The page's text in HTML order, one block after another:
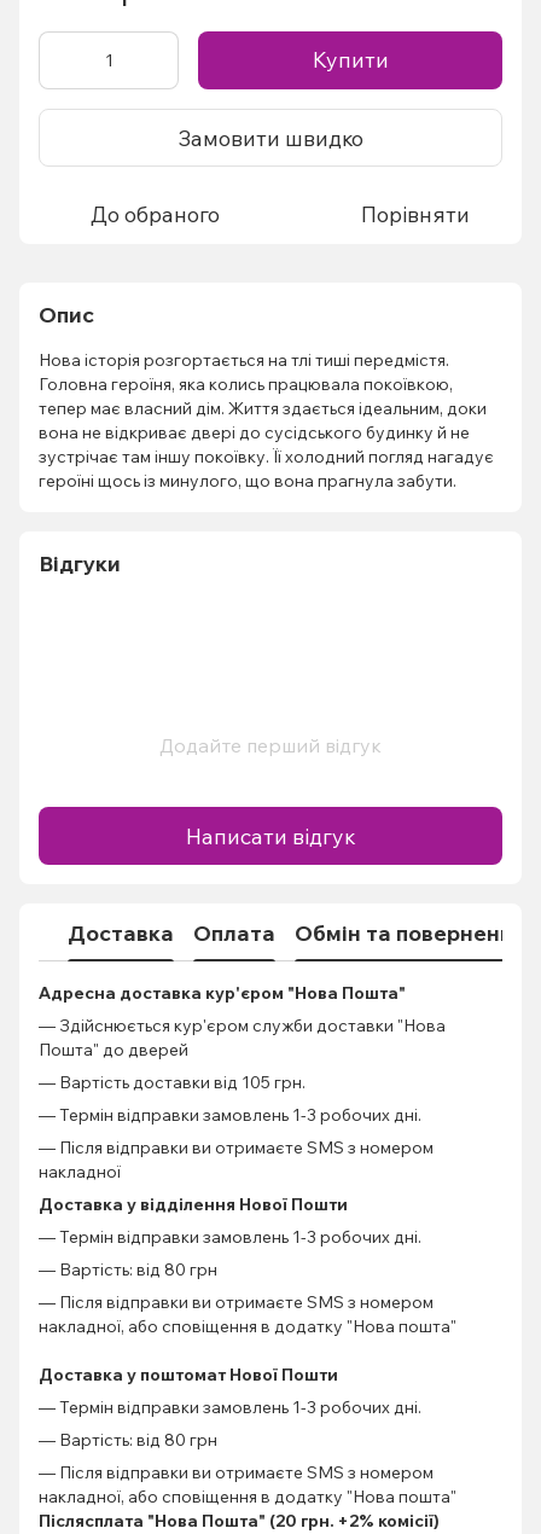
Купити
Замовити швидко
До обраного Порівняти
Опис
Нова історія розгортається на тлі тиші передмістя.
Головна героїня, яка колись працювала покоївкою,
тепер має власний дім. Життя здається ідеальним, доки
вона не відкриває двері до сусідського будинку й не
зустрічає там іншу покоївку. Її холодний погляд нагадує
героїні щось із минулого, що вона прагнула забути.
Відгуки
Додайте перший відгук
Написати відгук
Доставка Оплата Обмін та повернення
Адресна доставка кур'єром "Нова Пошта"
— Здійснюється кур'єром служби доставки "Нова
Пошта" до дверей
— Вартість доставки від 105 грн.
— Термін відправки замовлень 1-3 робочих дні.
— Після відправки ви отримаєте SMS з номером
накладної
Доставка у відділення Нової Пошти
— Термін відправки замовлень 1-3 робочих дні.
— Вартість: від 80 грн
— Після відправки ви отримаєте SMS з номером
накладної, або сповіщення в додатку "Нова пошта"
Доставка у поштомат Нової Пошти
— Термін відправки замовлень 1-3 робочих дні.
— Вартість: від 80 грн
— Після відправки ви отримаєте SMS з номером
накладної, або сповіщення в додатку "Нова пошта"
Післясплата "Нова Пошта" (20 грн. +2% комісії)